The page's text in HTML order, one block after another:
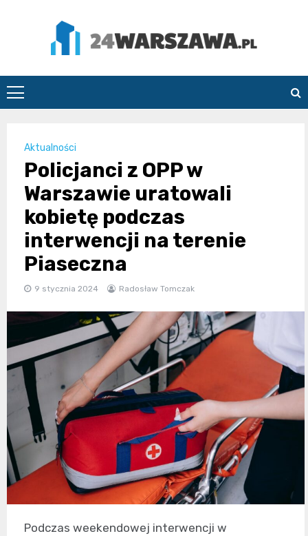
24Warszawa.pl
Aktualności
Policjanci z OPP w
Warszawie uratowali
kobietę podczas
interwencji na terenie
Piaseczna
9 stycznia 2024 Radosław Tomczak
Podczas weekendowej interwencji w